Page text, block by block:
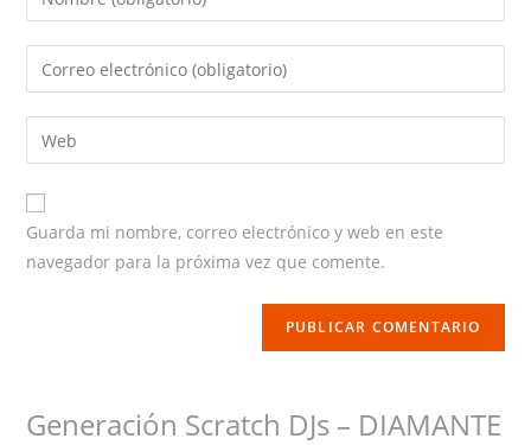
your
name
Enter
your
email
Enter
your
website
URL
Guarda mi nombre, correo electrónico y web en este
navegador para la próxima vez que comente.
Generación Scratch DJs – DIAMANTE